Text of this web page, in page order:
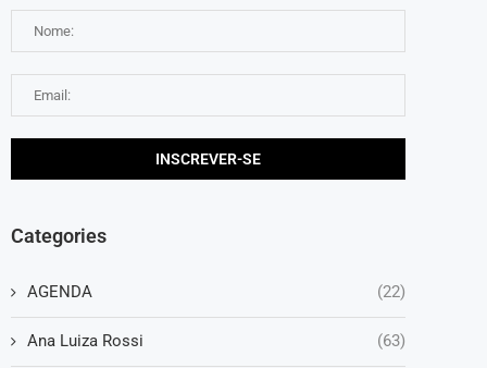
Categories
AGENDA (22)
Ana Luiza Rossi (63)